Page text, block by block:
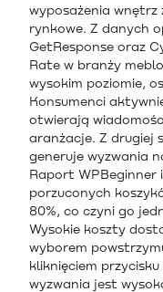
wyposażenia wnętrz
rynkowe. Z danych
GetResponse oraz
Rate w branży
wysokim poziomie,
Konsumenci
otwierają
aranżacje. Z drugiej
generuje wyzwania
Raport WPBeginner
porzuconych
80%, co czyni go
Wysokie koszty
wyborem
kliknięciem
wyzwania jest